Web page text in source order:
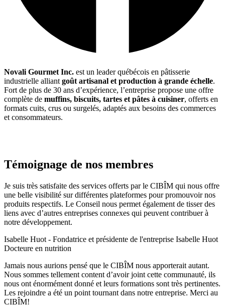
Novali Gourmet Inc. est un leader québécois en pâtisserie
industrielle alliant goût artisanal et production à grande échelle.
Fort de plus de 30 ans d’expérience, l’entreprise propose une offre
complète de muffins, biscuits, tartes et pâtes à cuisiner, offerts en
formats cuits, crus ou surgelés, adaptés aux besoins des commerces
et consommateurs.
Témoignage de nos membres
Je suis très satisfaite des services offerts par le CIBÎM qui nous offre
une belle visibilité sur différentes plateformes pour promouvoir nos
produits respectifs. Le Conseil nous permet également de tisser des
liens avec d’autres entreprises connexes qui peuvent contribuer à
notre développement.​
Isabelle Huot - Fondatrice et présidente de l'entreprise Isabelle Huot
Docteure en nutrition
Jamais nous aurions pensé que le CIBÎM nous apporterait autant.
Nous sommes tellement content d’avoir joint cette communauté, ils
nous ont énormément donné et leurs formations sont très pertinentes.
Les rejoindre a été un point tournant dans notre entreprise. Merci au
CIBÎM!